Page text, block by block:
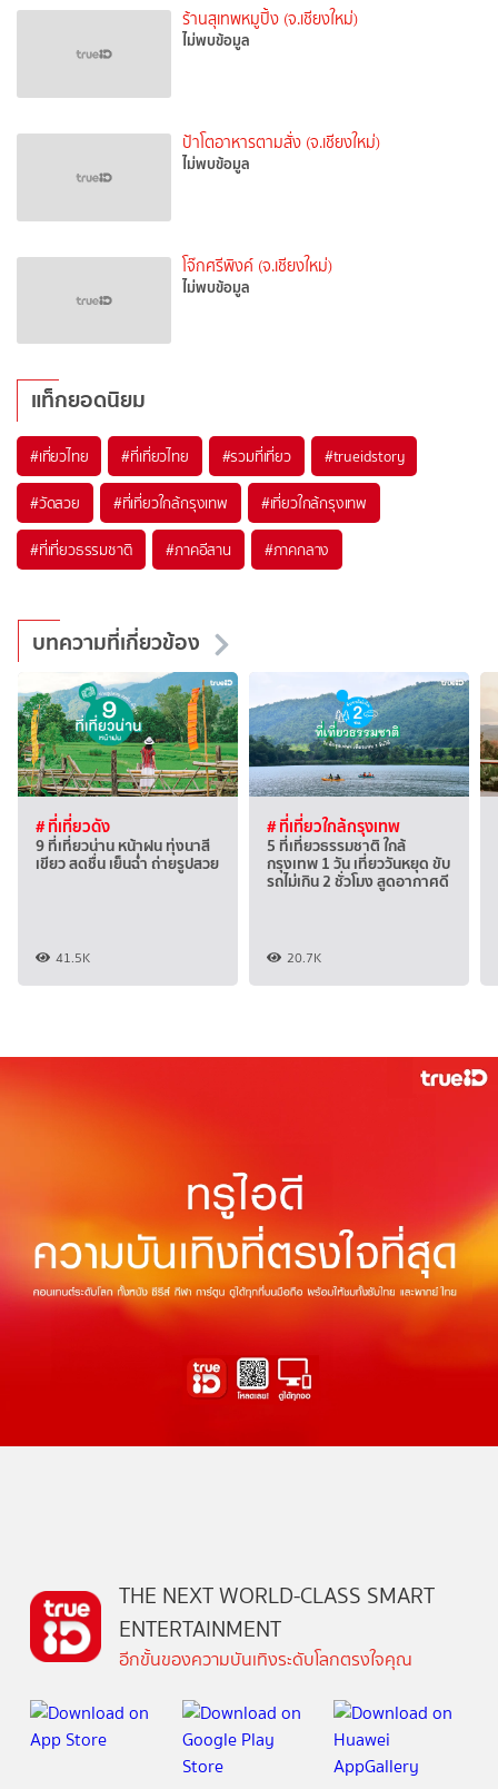
ร้านสุเทพหมูปิ้ง (จ.เชียงใหม่)
ไม่พบข้อมูล
ป้าโตอาหารตามสั่ง (จ.เชียงใหม่)
ไม่พบข้อมูล
โจ๊กศรีพิงค์ (จ.เชียงใหม่)
ไม่พบข้อมูล
แท็กยอดนิยม
#เที่ยวไทย #ที่เที่ยวไทย #รวมที่เที่ยว #trueidstory
#วัดสวย #ที่เที่ยวใกล้กรุงเทพ #เที่ยวใกล้กรุงเทพ
#ที่เที่ยวธรรมชาติ #ภาคอีสาน #ภาคกลาง
บทความที่เกี่ยวข้อง
# ที่เที่ยวดัง
9 ที่เที่ยวน่าน หน้าฝน ทุ่งนาสี
เขียว สดชื่น เย็นฉ่ำ ถ่ายรูปสวย
41.5K
# ที่เที่ยวใกล้กรุงเทพ
5 ที่เที่ยวธรรมชาติ ใกล้
กรุงเทพ 1 วัน เที่ยววันหยุด ขับ
รถไม่เกิน 2 ชั่วโมง สูดอากาศดี
20.7K
THE NEXT WORLD-CLASS SMART
ENTERTAINMENT
อีกขั้นของความบันเทิงระดับโลกตรงใจคุณ